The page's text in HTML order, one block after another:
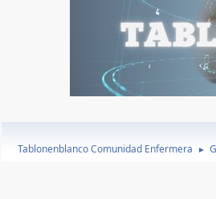
Tablonenblanco Comunidad Enfermera ►